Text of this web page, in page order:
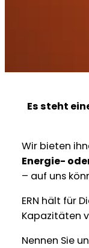
Es steht
Wir bieten
Energie-
– auf uns
ERN hält für
Kapazitäten
Nennen Sie